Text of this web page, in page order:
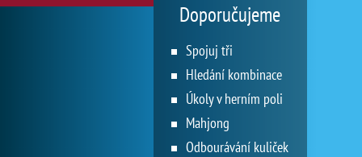
Doporučujeme
Spojuj tři
Hledání kombinace
Úkoly v herním poli
Mahjong
Odbourávání kuliček